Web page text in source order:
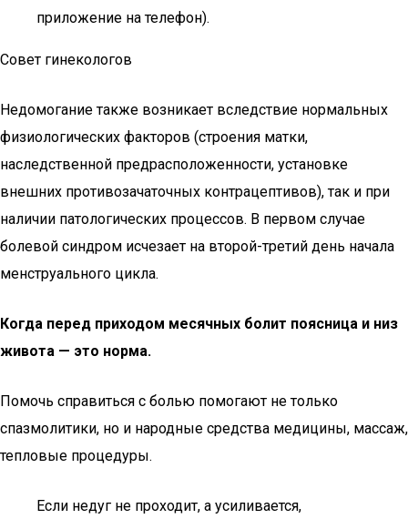
приложение на телефон).
Совет гинекологов
Недомогание также возникает вследствие нормальных
физиологических факторов (строения матки,
наследственной предрасположенности, установке
внешних противозачаточных контрацептивов), так и при
наличии патологических процессов. В первом случае
болевой синдром исчезает на второй-третий день начала
менструального цикла.
Когда перед приходом месячных болит поясница и низ
живота — это норма.
Помочь справиться с болью помогают не только
спазмолитики, но и народные средства медицины, массаж,
тепловые процедуры.
Если недуг не проходит, а усиливается,